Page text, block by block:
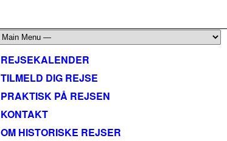
REJSEKALENDER
TILMELD DIG REJSE
PRAKTISK PÅ REJSEN
KONTAKT
OM HISTORISKE REJSER